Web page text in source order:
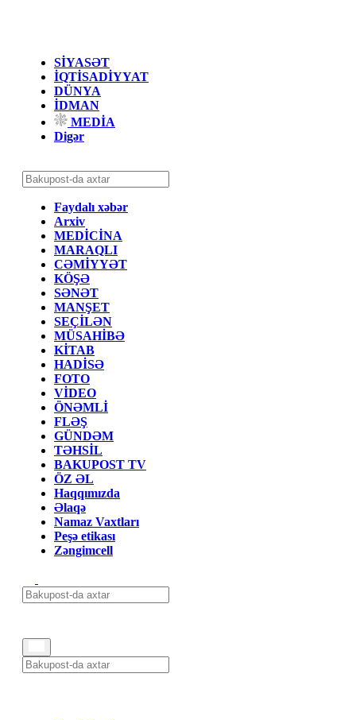
SİYASƏT
İQTİSADİYYAT
DÜNYA
İDMAN
MEDİA
Digər
Faydalı xəbər
Arxiv
MEDİCİNA
MARAQLI
CƏMİYYƏT
KÖŞƏ
SƏNƏT
MANŞET
SEÇİLƏN
MÜSAHİBƏ
KİTAB
HADİSƏ
FOTO
VİDEO
ÖNƏMLİ
FLƏŞ
GÜNDƏM
TƏHSİL
BAKUPOST TV
ÖZ ƏL
Haqqımızda
Əlaqə
Namaz Vaxtları
Peşə etikası
Zəngimcell